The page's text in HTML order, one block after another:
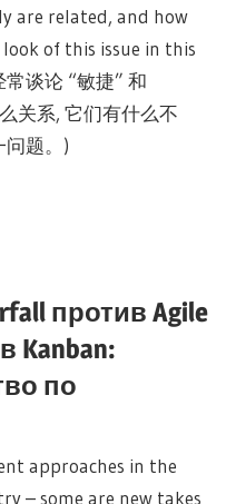
are related, and how
of this issue in this
谈论 “敏捷” 和
关系, 它们有什么不
问题。)
против Agile
Kanban:
по
approaches in the
– some are new takes